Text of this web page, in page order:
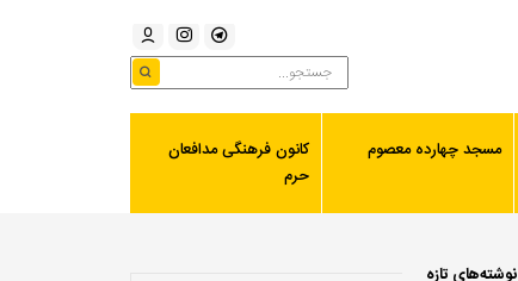
مسجد چهارده معصوم
کانون فرهنگی مدافعان
حرم
نوشته‌های تازه